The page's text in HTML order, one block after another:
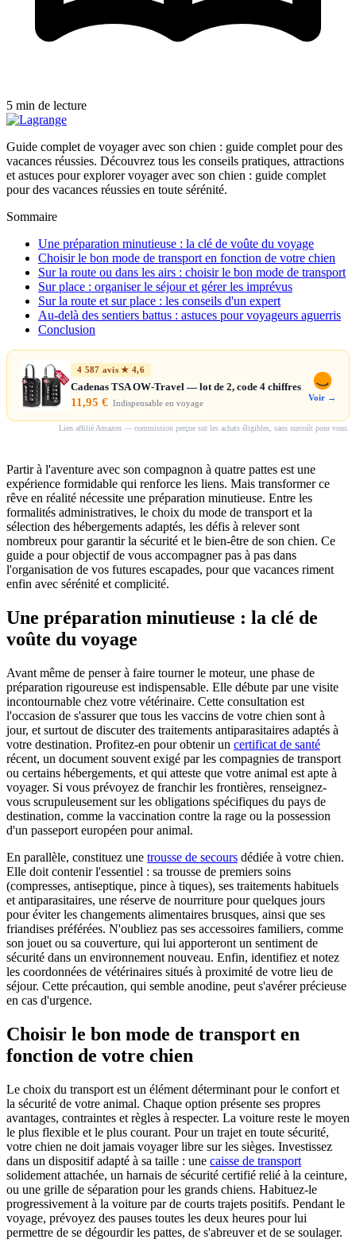
5 min de lecture
Guide complet de voyager avec son chien : guide complet pour des
vacances réussies. Découvrez tous les conseils pratiques, attractions
et astuces pour explorer voyager avec son chien : guide complet
pour des vacances réussies en toute sérénité.
Sommaire
Une préparation minutieuse : la clé de voûte du voyage
Choisir le bon mode de transport en fonction de votre chien
Sur la route ou dans les airs : choisir le bon mode de transport
Sur place : organiser le séjour et gérer les imprévus
Sur la route et sur place : les conseils d'un expert
Au-delà des sentiers battus : astuces pour voyageurs aguerris
Conclusion
4 587 avis ★ 4,6
Cadenas TSA OW-Travel — lot de 2, code 4 chiffres
11,95 € Indispensable en voyage
Voir →
Lien affilié Amazon — commission perçue sur les achats éligibles, sans surcoût pour vous.
Partir à l'aventure avec son compagnon à quatre pattes est une
expérience formidable qui renforce les liens. Mais transformer ce
rêve en réalité nécessite une préparation minutieuse. Entre les
formalités administratives, le choix du mode de transport et la
sélection des hébergements adaptés, les défis à relever sont
nombreux pour garantir la sécurité et le bien-être de son chien. Ce
guide a pour objectif de vous accompagner pas à pas dans
l'organisation de vos futures escapades, pour que vacances riment
enfin avec sérénité et complicité.
Une préparation minutieuse : la clé de
voûte du voyage
Avant même de penser à faire tourner le moteur, une phase de
préparation rigoureuse est indispensable. Elle débute par une visite
incontournable chez votre vétérinaire. Cette consultation est
l'occasion de s'assurer que tous les vaccins de votre chien sont à
jour, et surtout de discuter des traitements antiparasitaires adaptés à
votre destination. Profitez-en pour obtenir un certificat de santé
récent, un document souvent exigé par les compagnies de transport
ou certains hébergements, et qui atteste que votre animal est apte à
voyager. Si vous prévoyez de franchir les frontières, renseignez-
vous scrupuleusement sur les obligations spécifiques du pays de
destination, comme la vaccination contre la rage ou la possession
d'un passeport européen pour animal.
En parallèle, constituez une trousse de secours dédiée à votre chien.
Elle doit contenir l'essentiel : sa trousse de premiers soins
(compresses, antiseptique, pince à tiques), ses traitements habituels
et antiparasitaires, une réserve de nourriture pour quelques jours
pour éviter les changements alimentaires brusques, ainsi que ses
friandises préférées. N'oubliez pas ses accessoires familiers, comme
son jouet ou sa couverture, qui lui apporteront un sentiment de
sécurité dans un environnement nouveau. Enfin, identifiez et notez
les coordonnées de vétérinaires situés à proximité de votre lieu de
séjour. Cette précaution, qui semble anodine, peut s'avérer précieuse
en cas d'urgence.
Choisir le bon mode de transport en
fonction de votre chien
Le choix du transport est un élément déterminant pour le confort et
la sécurité de votre animal. Chaque option présente ses propres
avantages, contraintes et règles à respecter. La voiture reste le moyen
le plus flexible et le plus courant. Pour un trajet en toute sécurité,
votre chien ne doit jamais voyager libre sur les sièges. Investissez
dans un dispositif adapté à sa taille : une caisse de transport
solidement attachée, un harnais de sécurité certifié relié à la ceinture,
ou une grille de séparation pour les grands chiens. Habituez-le
progressivement à la voiture par de courts trajets positifs. Pendant le
voyage, prévoyez des pauses toutes les deux heures pour lui
permettre de se dégourdir les pattes, de s'abreuver et de se soulager.